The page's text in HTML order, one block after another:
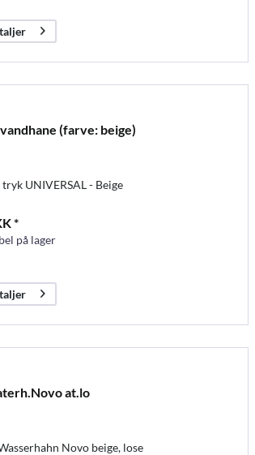
(farve: beige)
UNIVERSAL - Beige
*
på lager
at.lo
Novo beige, lose